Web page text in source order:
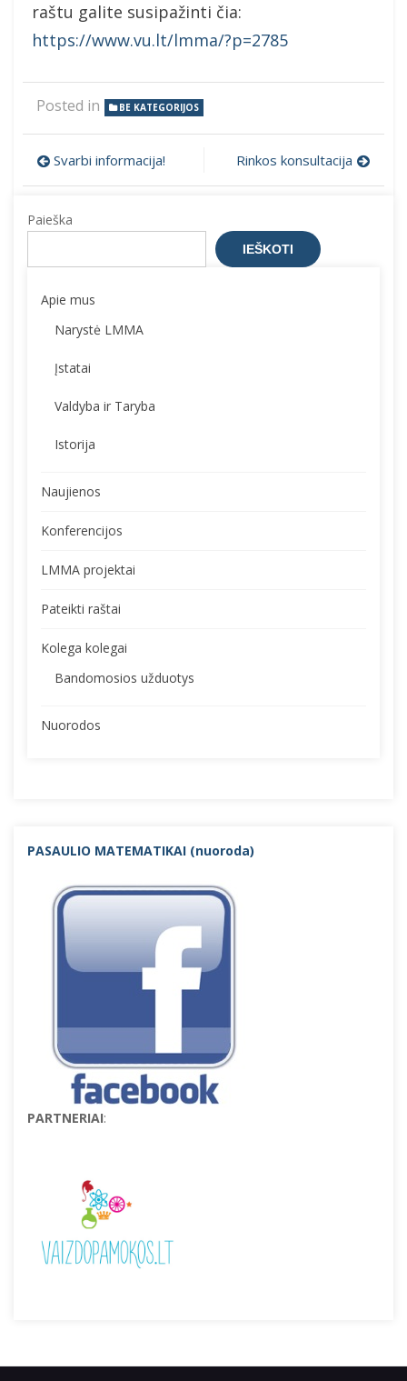
raštu galite susipažinti čia:
https://www.vu.lt/lmma/?p=2785
Posted in BE KATEGORIJOS
Navigacija
tarp
įrašų
Svarbi informacija! Rinkos konsultacija
Paieška
IEŠKOTI
Apie mus
Narystė LMMA
Įstatai
Valdyba ir Taryba
Istorija
Naujienos
Konferencijos
LMMA projektai
Pateikti raštai
Kolega kolegai
Bandomosios užduotys
Nuorodos
PASAULIO MATEMATIKAI (nuoroda)
PARTNERIAI: